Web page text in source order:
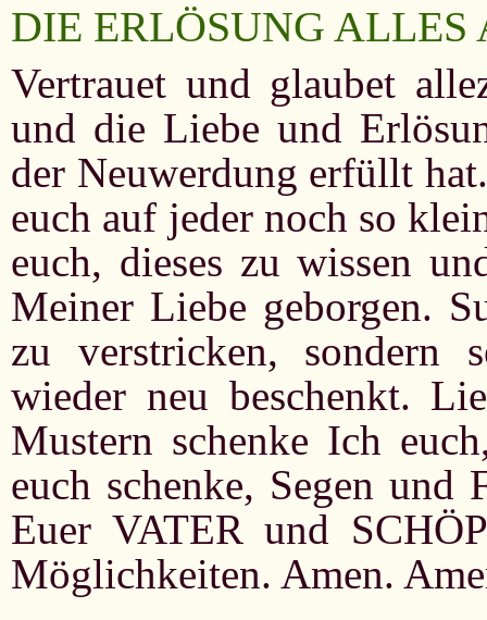
DIE ERLÖSUNG ALLES
Vertrauet und glaubet
und die Liebe und
der Neuwerdung erfüllt
euch auf jeder noch so
euch, dieses zu wissen
Meiner Liebe geborgen.
zu verstricken, sondern
wieder neu beschenkt.
Mustern schenke Ich
euch schenke, Segen
Euer VATER und
Möglichkeiten. Amen.